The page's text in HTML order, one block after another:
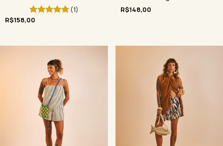
(1)
R$158,00
R$148,00